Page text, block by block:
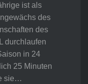
ist als
des
des
durchlaufen
in 24
25 Minuten
sie…